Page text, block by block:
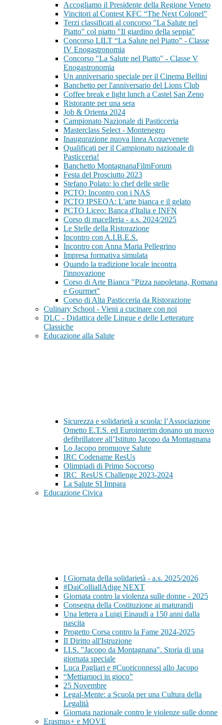
Accogliamo il Presidente della Regione Veneto
Vincitori al Contest KFC “The Next Colonel”
Terzi classificati al concorso "La Salute nel
Piatto" col piatto "Il giardino della seppia"
Concorso LILT “La Salute nel Piatto” - Classe
IV Enogastronomia
Concorso "La Salute nel Piatto" - Classe V
Enogastronomia
Un anniversario speciale per il Cinema Bellini
Banchetto per l'anniversario del Lions Club
Coffee break e light lunch a Castel San Zeno
Ristorante per una sera
Job & Orienta 2024
Campionato Nazionale di Pasticceria
Masterclass Select - Montenegro
Inaugurazione nuova linea Acquevenete
Qualificati per il Campionato nazionale di
Pasticceria!
Banchetto MontagnanaFilmForum
Festa del Prosciutto 2023
Stefano Polato: lo chef delle stelle
PCTO: Incontro con i NAS
PCTO IPSEOA: L'arte bianca e il gelato
PCTO Liceo: Banca d'Italia e INFN
Corso di macelleria - a.s. 2024/2025
Le Stelle della Ristorazione
Incontro con A.I.B.E.S.
Incontro con Anna Maria Pellegrino
Impresa formativa simulata
Quando la tradizione locale incontra
l'innovazione
Corso di Arte Bianca "Pizza napoletana, Romana
e Gourmet"
Corso di Alta Pasticceria da Ristorazione
Culinary School - Vieni a cucinare con noi
DLC - Didattica delle Lingue e delle Letterature
Classiche
Educazione alla Salute
Sicurezza e solidarietà a scuola: l’Associazione
Ometto E.T.S. ed Eurointerim donano un nuovo
defibrillatore all’Istituto Jacopo da Montagnana
Lo Jacopo promuove Salute
IRC Codename ResUs
Olimpiadi di Primo Soccorso
IRC_ResUS Challenge 2023-2024
La Salute SI Impara
Educazione Civica
I Giornata della solidarietà - a.s. 2025/2026
#DaiColliallAdige NEXT
Giornata contro la violenza sulle donne - 2025
Consegna della Costituzione ai maturandi
Una lettera a Luigi Einaudi a 150 anni dalla
nascita
Progetto Corsa contro la Fame 2024-2025
Il Diritto all'Istruzione
I.I.S. "Jacopo da Montagnana". Storia di una
giornata speciale
Luca Pagliari e #Cuoriconnessi allo Jacopo
“Mettiamoci in gioco”
25 Novembre
Legal-Mente: a Scuola per una Cultura della
Legalità
Giornata nazionale contro le violenze sulle donne
Erasmus+ e MOVE